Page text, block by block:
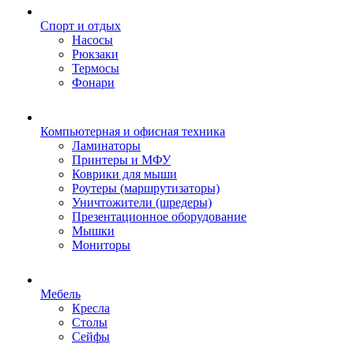
Спорт и отдых
Насосы
Рюкзаки
Термосы
Фонари
Компьютерная и офисная техника
Ламинаторы
Принтеры и МФУ
Коврики для мыши
Роутеры (маршрутизаторы)
Уничтожители (шредеры)
Презентационное оборудование
Мышки
Мониторы
Мебель
Кресла
Столы
Сейфы